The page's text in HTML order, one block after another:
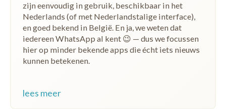
zijn eenvoudig in gebruik, beschikbaar in het
Nederlands (of met Nederlandstalige interface),
en goed bekend in België. En ja, we weten dat
iedereen WhatsApp al kent 😉 — dus we focussen
hier op minder bekende apps die écht iets nieuws
kunnen betekenen.
lees meer